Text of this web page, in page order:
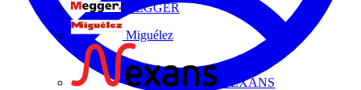
MEGGER
Miguélez
NEXANS